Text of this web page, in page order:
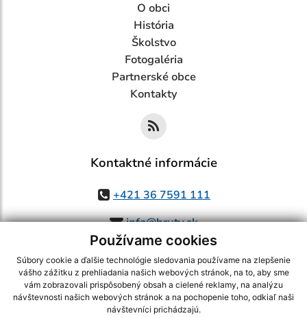
Používame cookies
Súbory cookie a ďalšie technológie sledovania používame na zlepšenie
vášho zážitku z prehliadania našich webových stránok, na to, aby sme
vám zobrazovali prispôsobený obsah a cielené reklamy, na analýzu
návštevnosti našich webových stránok a na pochopenie toho, odkiaľ naši
návštevníci prichádzajú.
O obci
História
Školstvo
Fotogaléria
Partnerské obce
Kontakty
Kontaktné informácie
+421 36 7591 111
info@bruty.sk
využite možnosť získavania aktuálnych informácií s využitím RSS
CMS systém (redakčný) systém ECHELON 2,Mapa stránok,web portál
webex.digital, s.r.o.,domény,registrácia domény